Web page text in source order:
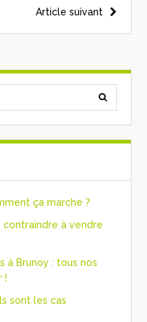
Article suivant
ça marche ?
contraindre à vendre
à Brunoy : tous nos
!
sont les cas